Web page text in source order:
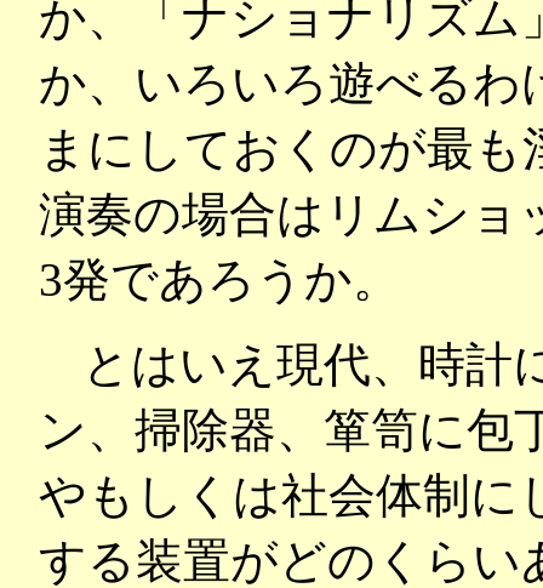
か、「ナショナリズム
か、いろいろ遊べるわ
まにしておくのが最
演奏の場合はリムショ
3発であろうか。
とはいえ現代、時計
ン、掃除器、箪笥に包
やもしくは社会体制に
する装置がどのくら